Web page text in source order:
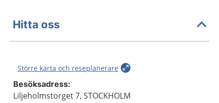
Hitta oss
Större karta och reseplanerare
Besöksadress:
Liljeholmstorget 7, STOCKHOLM